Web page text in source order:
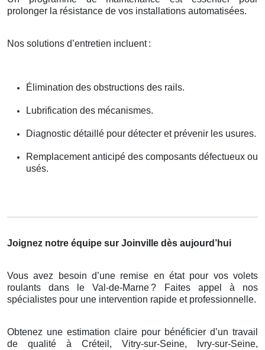
prolonger la résistance de vos installations automatisées.
Nos solutions d’entretien incluent :
Élimination des obstructions des rails.
Lubrification des mécanismes.
Diagnostic détaillé pour détecter et prévenir les usures.
Remplacement anticipé des composants défectueux ou
usés.
Joignez notre équipe sur Joinville dès aujourd’hui
Vous avez besoin d’une remise en état pour vos volets
roulants dans le Val-de-Marne ? Faites appel ànos
spécialistes pour une intervention rapide et professionnelle.
Obtenez une estimation claire pour bénéficier d’un travail
de qualité à Créteil, Vitry-sur-Seine, Ivry-sur-Seine,